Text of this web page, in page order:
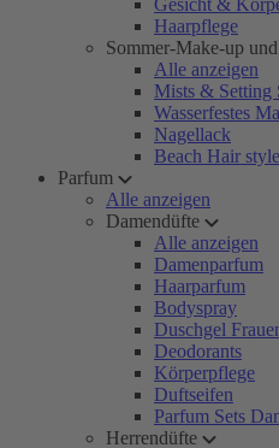
Gesicht &
Haarpflege
Sommer-Make-up
Alle anzeigen
Mists & Setting
Wasserfestes
Nagellack
Beach Hair
Parfum
Alle anzeigen
Damendüfte
Alle anzeigen
Damenparfum
Haarparfum
Bodyspray
Duschgel
Deodorants
Körperpflege
Duftseifen
Parfum Sets
Herrendüfte